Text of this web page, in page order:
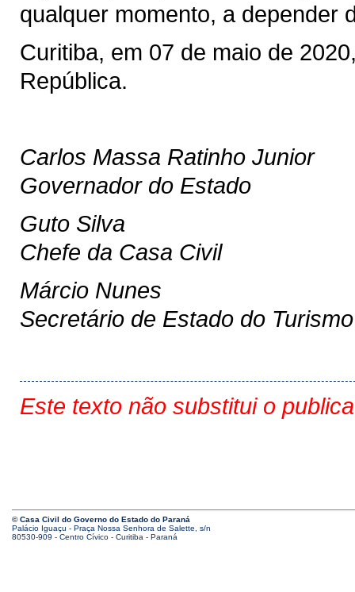
qualquer momento, a depender
Curitiba, em 07 de maio de
República.
Carlos Massa Ratinho Junior
Governador do Estado
Guto Silva
Chefe da Casa Civil
Márcio Nunes
Secretário de Estado do Turismo
Este texto não substitui o
© Casa Civil do Governo do Estado do Paraná
Palácio Iguaçu - Praça Nossa Senhora de Salette, s/n
80530-909 - Centro Cívico - Curitiba - Paraná